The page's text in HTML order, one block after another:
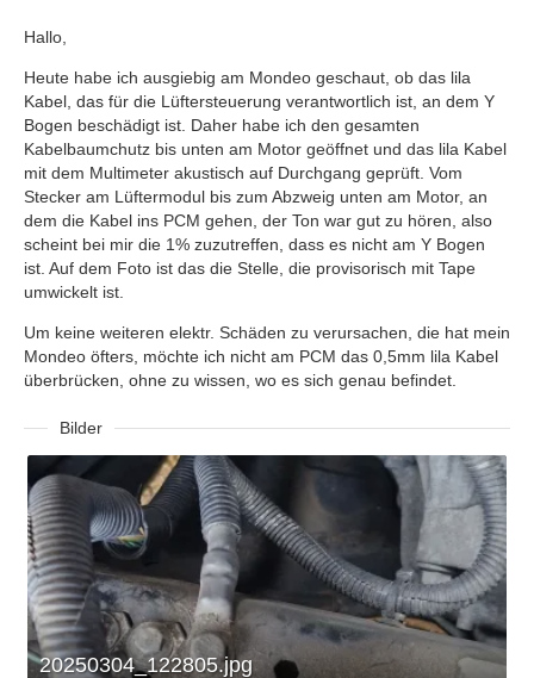
Hallo,
Heute habe ich ausgiebig am Mondeo geschaut, ob das lila
Kabel, das für die Lüftersteuerung verantwortlich ist, an dem Y
Bogen beschädigt ist. Daher habe ich den gesamten
Kabelbaumchutz bis unten am Motor geöffnet und das lila Kabel
mit dem Multimeter akustisch auf Durchgang geprüft. Vom
Stecker am Lüftermodul bis zum Abzweig unten am Motor, an
dem die Kabel ins PCM gehen, der Ton war gut zu hören, also
scheint bei mir die 1% zuzutreffen, dass es nicht am Y Bogen
ist. Auf dem Foto ist das die Stelle, die provisorisch mit Tape
umwickelt ist.
Um keine weiteren elektr. Schäden zu verursachen, die hat mein
Mondeo öfters, möchte ich nicht am PCM das 0,5mm lila Kabel
überbrücken, ohne zu wissen, wo es sich genau befindet.
Bilder
20250304_122805.jpg